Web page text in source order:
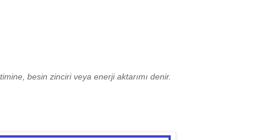
besin zinciri veya enerji aktarımı denir.